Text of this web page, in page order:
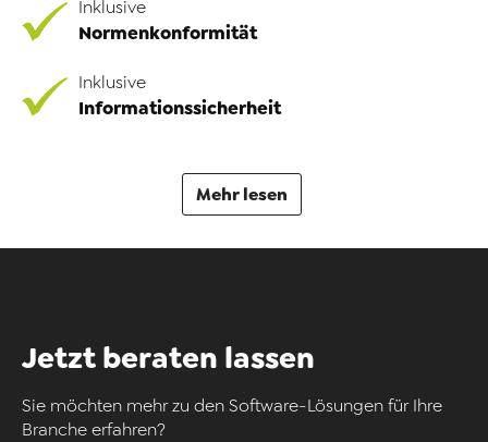
Inklusive
Normenkonformität
Inklusive
Informationssicherheit
Mehr lesen
Jetzt beraten lassen
Sie möchten mehr zu den Software-Lösungen für Ihre
Branche erfahren?